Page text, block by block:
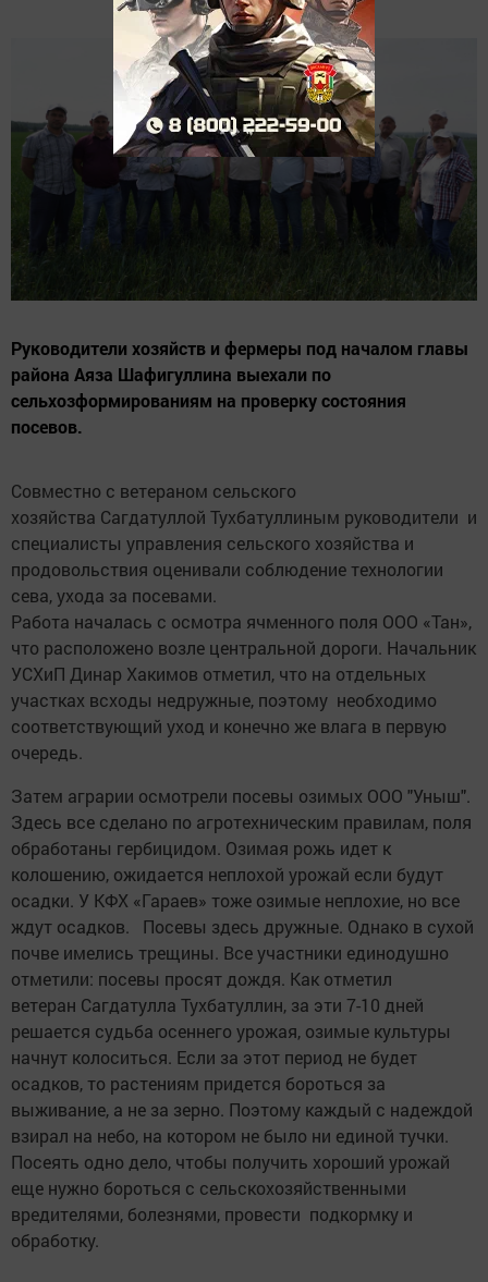
Руководители хозяйств и фермеры под началом главы
района Аяза Шафигуллина выехали по
сельхозформированиям на проверку состояния
посевов.
Совместно с ветераном сельского
хозяйства Сагдатуллой Тухбатуллиным руководители и
специалисты управления сельского хозяйства и
продовольствия оценивали соблюдение технологии
сева, ухода за посевами.
Работа началась с осмотра ячменного поля ООО «Тан»,
что расположено возле центральной дороги. Начальник
УСХиП Динар Хакимов отметил, что на отдельных
участках всходы недружные, поэтому необходимо
соответствующий уход и конечно же влага в первую
очередь.
Затем аграрии осмотрели посевы озимых ООО "Уныш".
Здесь все сделано по агротехническим правилам, поля
обработаны гербицидом. Озимая рожь идет к
колошению, ожидается неплохой урожай если будут
осадки. У КФХ «Гараев» тоже озимые неплохие, но все
ждут осадков. Посевы здесь дружные. Однако в сухой
почве имелись трещины. Все участники единодушно
отметили: посевы просят дождя. Как отметил
ветеран Сагдатулла Тухбатуллин, за эти 7-10 дней
решается судьба осеннего урожая, озимые культуры
начнут колоситься. Если за этот период не будет
осадков, то растениям придется бороться за
выживание, а не за зерно. Поэтому каждый с надеждой
взирал на небо, на котором не было ни единой тучки.
Посеять одно дело, чтобы получить хороший урожай
еще нужно бороться с сельскохозяйственными
вредителями, болезнями, провести подкормку и
обработку.